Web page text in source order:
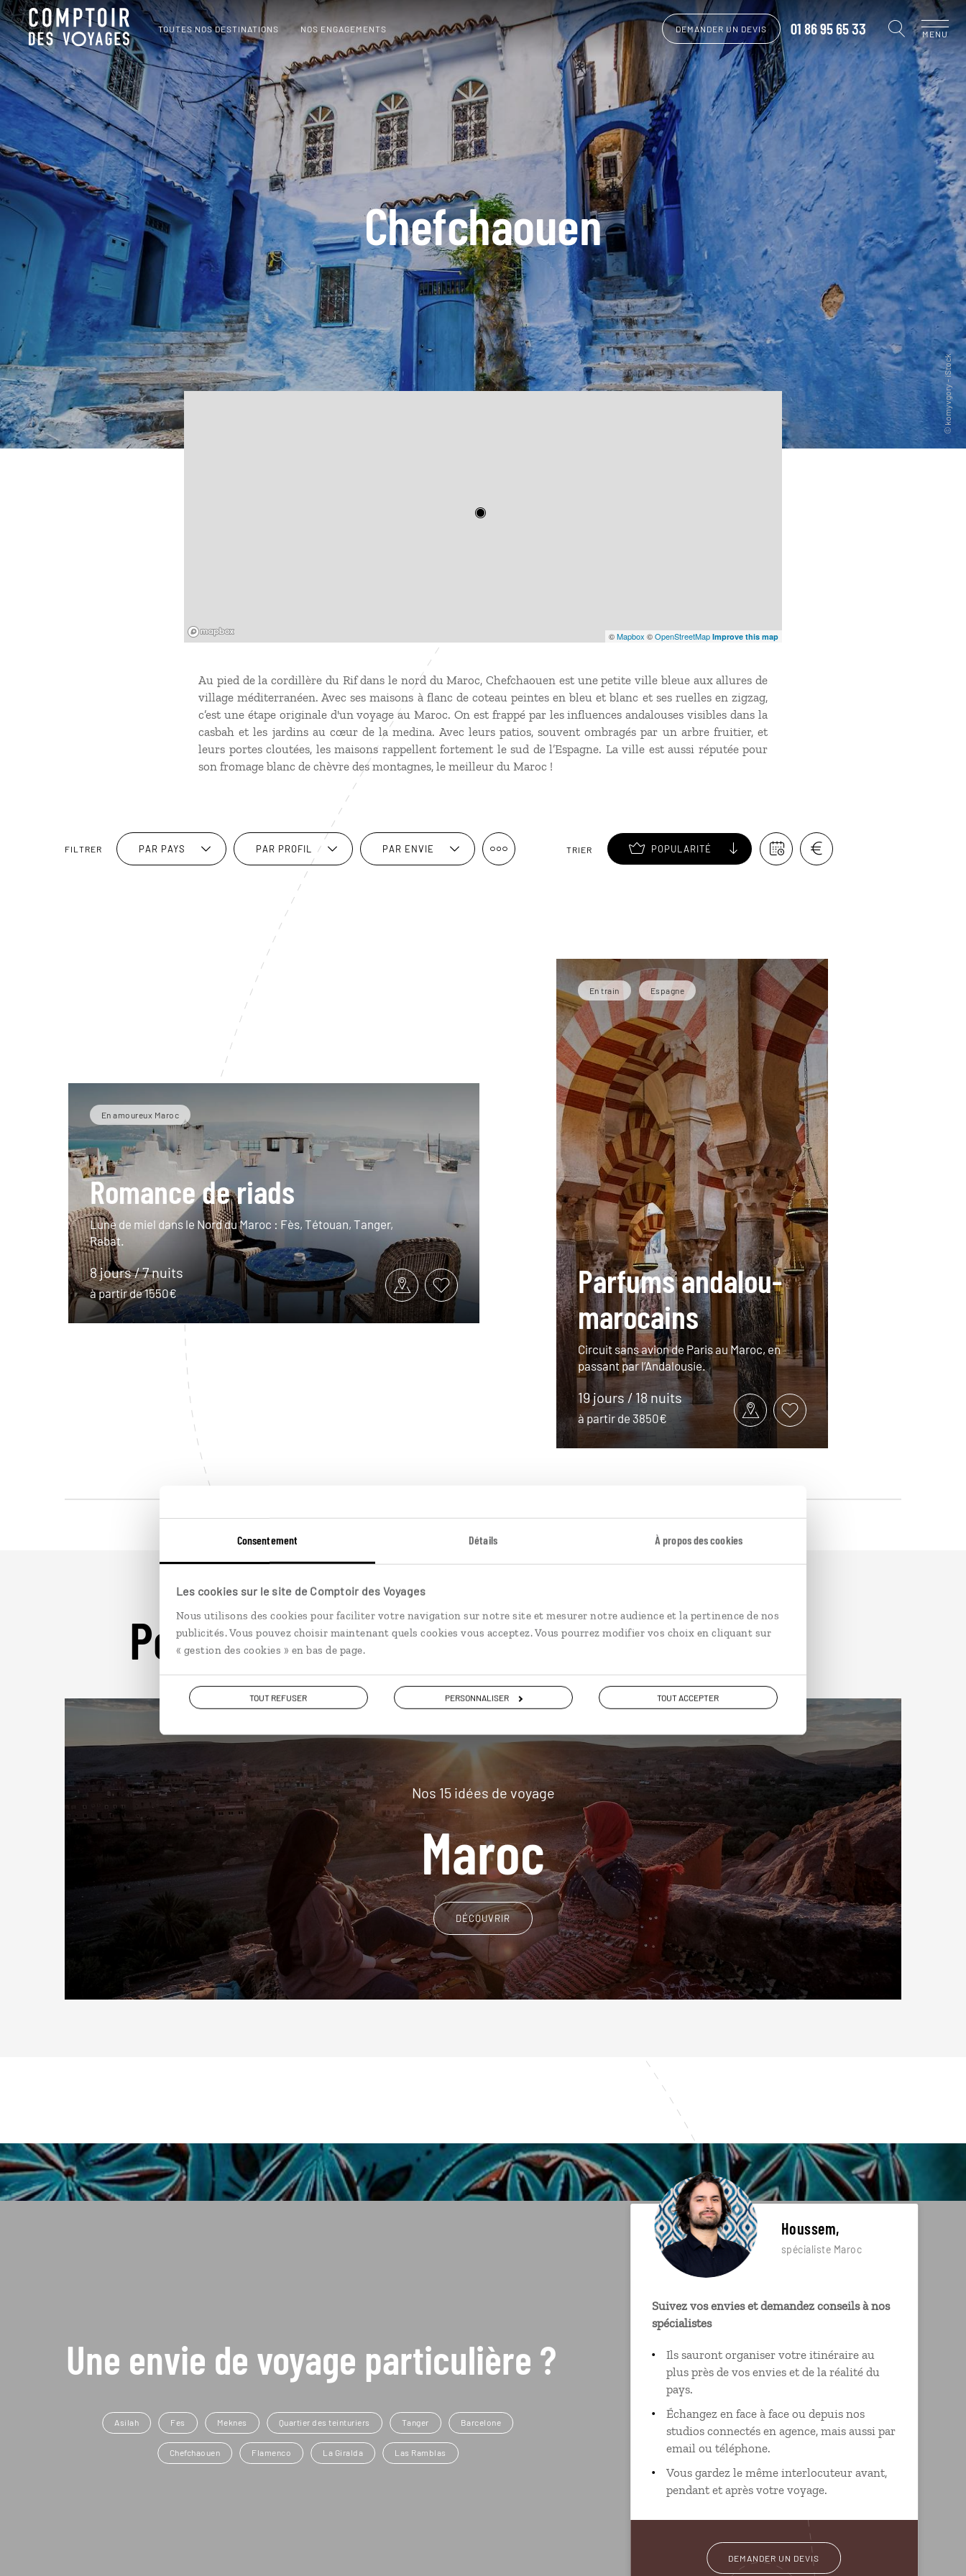
Consentement Détails À propos des cookies
Les cookies sur le site de Comptoir des Voyages
Nous utilisons des cookies pour faciliter votre navigation sur notre site et mesurer notre audience et la pertinence de nos
publicités. Vous pouvez choisir maintenant quels cookies vous acceptez. Vous pourrez modifier vos choix en cliquant sur
« gestion des cookies » en bas de page.
TOUT REFUSER PERSONNALISER TOUT ACCEPTER
TOUTES NOS DESTINATIONS NOS ENGAGEMENTS DEMANDER UN DEVIS 01 86 95 65 33 MENU
Chefchaouen
©Mapbox ©OpenStreetMap Improve this map
Au pied de la cordillère du Rif dans le nord du Maroc, Chefchaouen est une petite ville bleue aux allures de
village méditerranéen. Avec ses maisons à flanc de coteau peintes en bleu et blanc et ses ruelles en zigzag,
c’est une étape originale d'un voyage au Maroc. On est frappé par les influences andalouses visibles dans la
casbah et les jardins au cœur de la medina. Avec leurs patios, souvent ombragés par un arbre fruitier, et
leurs portes cloutées, les maisons rappellent fortement le sud de l’Espagne. La ville est aussi réputée pour
son fromage blanc de chèvre des montagnes, le meilleur du Maroc !
FILTRER PAR PAYS PAR PROFIL PAR ENVIE TRIER POPULARITÉ
En amoureux Maroc
Romance de riads
Lune de miel dans le Nord du Maroc : Fès, Tétouan, Tanger,
Rabat.
8 jours / 7 nuits
à partir de 1550€
En train Espagne
Parfums andalou-
marocains
Circuit sans avion de Paris au Maroc, en
passant par l’Andalousie.
19 jours / 18 nuits
à partir de 3850€
Pour aller plus loin
Nos 15 idées de voyage
Maroc
DÉCOUVRIR
Une envie de voyage particulière ?
Asilah Fes Meknes Quartier des teinturiers Tanger Barcelone
Chefchaouen Flamenco La Giralda Las Ramblas
Houssem,
spécialiste Maroc
Suivez vos envies et demandez conseils à nos
spécialistes
Ils sauront organiser votre itinéraire au
plus près de vos envies et de la réalité du
pays.
Échangez en face à face ou depuis nos
studios connectés en agence, mais aussi par
email ou téléphone.
Vous gardez le même interlocuteur avant,
pendant et après votre voyage.
DEMANDER UN DEVIS